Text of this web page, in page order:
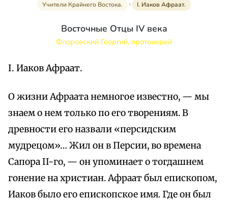
Учители Крайнего Востока.
I. Иаков Афраат.
Восточные Отцы IV века
Флоровский Георгий, протоиерей
I. Иаков Афраат.
О жизни Афраата немногое известно, — мы
знаем о нем только по его творениям. В
древности его назвали «персидским
мудрецом»… Жил он в Персии, во времена
Сапора II-го, — он упоминает о тогдашнем
гонение на христиан. Афраат был епископом,
Иаков было его епископское имя. Где он был